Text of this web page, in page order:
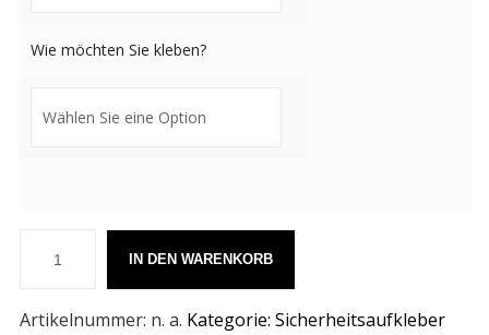
Wie möchten Sie kleben?
IN DEN WARENKORB
Artikelnummer: n. a. Kategorie: Sicherheitsaufkleber